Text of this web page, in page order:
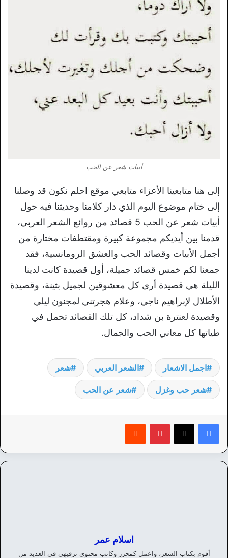
أبيات شعر عن الحب
إلى هنا متابعينا الأعزاء متابعي موقع احلم نكون قد وصلنا
إلى ختام موضوع اليوم الذي دار كلامنا وحديثنا فيه حول
أبيات شعر عن الحب 5 قصائد من روائع الشعر العربي،
قدمنا بين أيديكم مجموعة كبيرة ومقتطفات مختارة من
أجمل الأبيات وقصائد الحب والعشق الرومانسية، فقد
جمعنا لكم خمس قصائد جميلة، أول قصيدة كانت لدينا
الليلة هي قصيدة أرى كل معشوقين لجميل بثينة، وقصيدة
الأطلال لإبراهيم ناجي، وعلام هجرتني لمجنون ليلي
وقصيدة لعنترة بن شداد، كل تلك القصائد تحمل في
طياتها كل معاني الحب والجمال.
اجمل الاشعار الشعر العربي شعر
شعر حب وغزل شعر عن الحب
بينتيريست
اسلام عمر
أقوم بكتاب الشعر، واعمل كمحرر وكاتب محتوي ترفيهي في العديد من